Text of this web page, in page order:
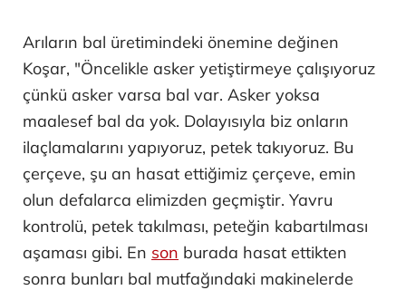
Arıların bal üretimindeki önemine değinen
Koşar, "Öncelikle asker yetiştirmeye çalışıyoruz
çünkü asker varsa bal var. Asker yoksa
maalesef bal da yok. Dolayısıyla biz onların
ilaçlamalarını yapıyoruz, petek takıyoruz. Bu
çerçeve, şu an hasat ettiğimiz çerçeve, emin
olun defalarca elimizden geçmiştir. Yavru
kontrolü, petek takılması, peteğin kabartılması
aşaması gibi. En son burada hasat ettikten
sonra bunları bal mutfağındaki makinelerde